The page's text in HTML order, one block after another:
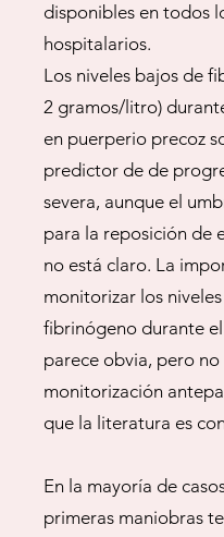
disponibles en todos
hospitalarios.
Los niveles bajos de
2 gramos/litro)
en puerperio precoz
predictor de de
severa, aunque el
para la reposición de
no está claro. La
monitorizar los
fibrinógeno durante
parece obvia, pero no
monitorización
que la literatura es
En la mayoría de
primeras maniobras